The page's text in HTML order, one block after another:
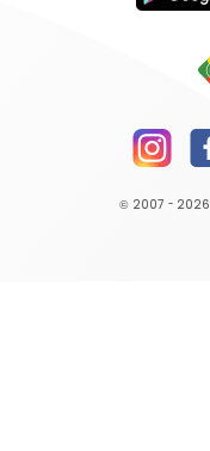
© 2007 - 2026